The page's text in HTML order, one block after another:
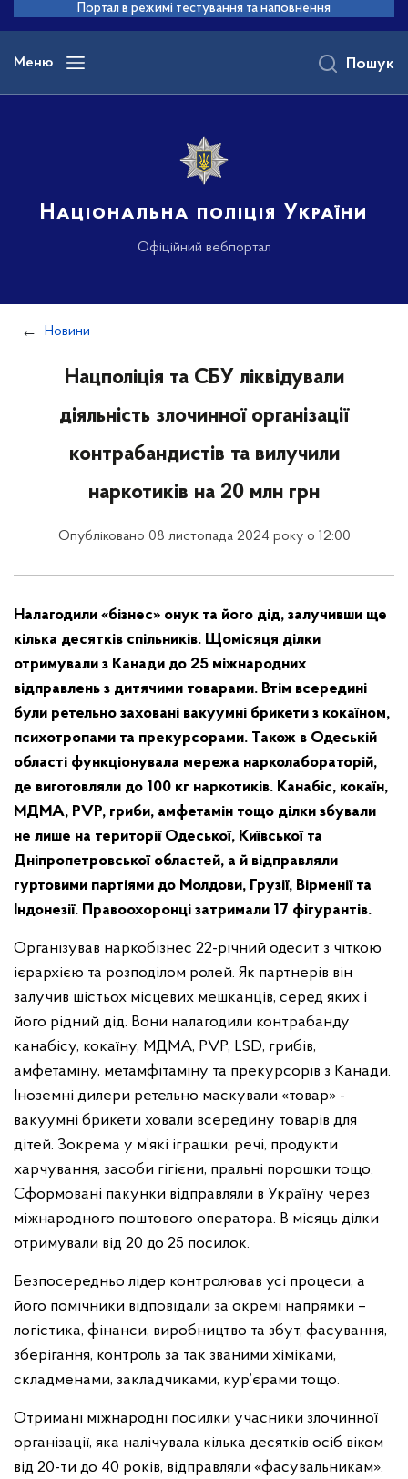
основного
вмісту
Портал в режимі тестування та наповнення
Меню
Національна поліція України
Офіційний вебпортал
Пошук
Новини
Нацполіція та СБУ ліквідували
діяльність злочинної організації
контрабандистів та вилучили
наркотиків на 20 млн грн
Опубліковано 08 листопада 2024 року о 12:00
Налагодили «бізнес» онук та його дід, залучивши ще
кілька десятків спільників. Щомісяця ділки
отримували з Канади до 25 міжнародних
відправлень з дитячими товарами. Втім всередині
були ретельно заховані вакуумні брикети з кокаїном,
психотропами та прекурсорами. Також в Одеській
області функціонувала мережа нарколабораторій,
де виготовляли до 100 кг наркотиків. Канабіс, кокаїн,
МДМА, PVP, гриби, амфетамін тощо ділки збували
не лише на території Одеської, Київської та
Дніпропетровської областей, а й відправляли
гуртовими партіями до Молдови, Грузії, Вірменії та
Індонезії. Правоохоронці затримали 17 фігурантів.
Організував наркобізнес 22-річний одесит з чіткою
ієрархією та розподілом ролей. Як партнерів він
залучив шістьох місцевих мешканців, серед яких і
його рідний дід. Вони налагодили контрабанду
канабісу, кокаїну, МДМА, PVP, LSD, грибів,
амфетаміну, метамфітаміну та прекурсорів з Канади.
Іноземні дилери ретельно маскували «товар» -
вакуумні брикети ховали всередину товарів для
дітей. Зокрема у м’які іграшки, речі, продукти
харчування, засоби гігієни, пральні порошки тощо.
Сформовані пакунки відправляли в Україну через
міжнародного поштового оператора. В місяць ділки
отримували від 20 до 25 посилок.
Безпосередньо лідер контролював усі процеси, а
його помічники відповідали за окремі напрямки –
логістика, фінанси, виробництво та збут, фасування,
зберігання, контроль за так званими хіміками,
складменами, закладчиками, кур’єрами тощо.
Отримані міжнародні посилки учасники злочинної
організації, яка налічувала кілька десятків осіб віком
від 20-ти до 40 років, відправляли «фасувальникам».